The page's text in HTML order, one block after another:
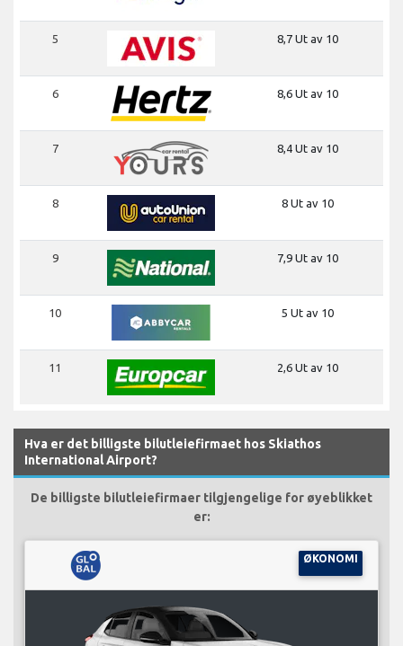
5 8,7 Ut av 10
6 8,6 Ut av 10
7 8,4 Ut av 10
8 8 Ut av 10
9 7,9 Ut av 10
10 5 Ut av 10
11 2,6 Ut av 10
Hva er det billigste bilutleiefirmaet hos Skiathos
International Airport?
De billigste bilutleiefirmaer tilgjengelige for øyeblikket
er:
ØKONOMI